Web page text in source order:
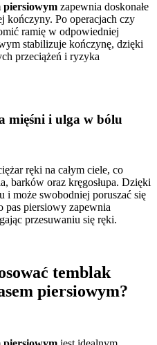
piersiowym zapewnia doskonałe
kończyny. Po operacjach czy
ramię w odpowiedniej
stabilizuje kończynę, dzięki
przeciążeń i ryzyka
mięśni i ulga w bólu
ręki na całym ciele, co
barków oraz kręgosłupa. Dzięki
i może swobodniej poruszać się
piersiowy zapewnia
przesuwaniu się ręki.
temblak
piersiowym?